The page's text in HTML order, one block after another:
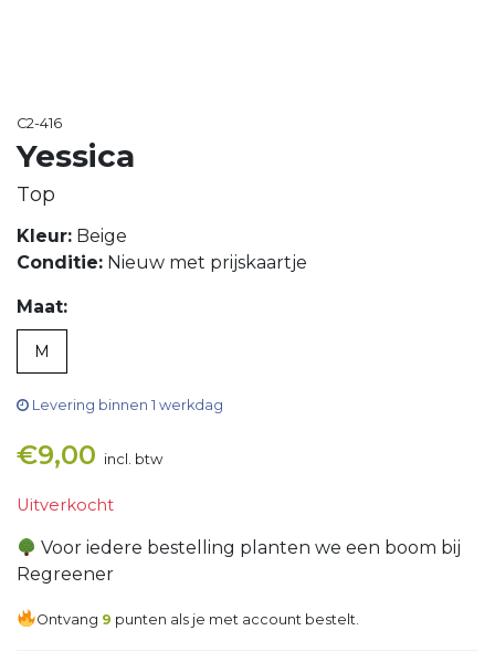
C2-416
Yessica
Top
Kleur: Beige
Conditie: Nieuw met prijskaartje
Maat:
M
Levering binnen 1 werkdag
€9,00 incl. btw
Uitverkocht
Voor iedere bestelling planten we een boom bij
Regreener
Ontvang 9 punten als je met account bestelt.